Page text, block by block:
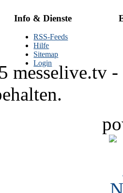
Info & Dienste
RSS-Feeds
Hilfe
Sitemap
Login
messelive.tv -